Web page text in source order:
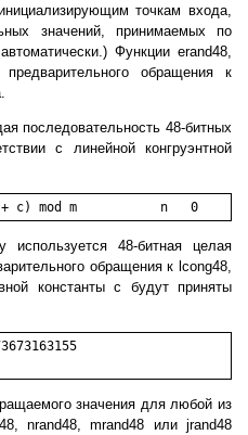
точкам входа,
значений, принимаемых по
Функции erand48,
обращения к
последовательность 48-битных
с линейной конгруэнтной
48-битная целая
обращения к lcong48,
константы c будут приняты
значения для любой из
nrand48, mrand48 или jrand48